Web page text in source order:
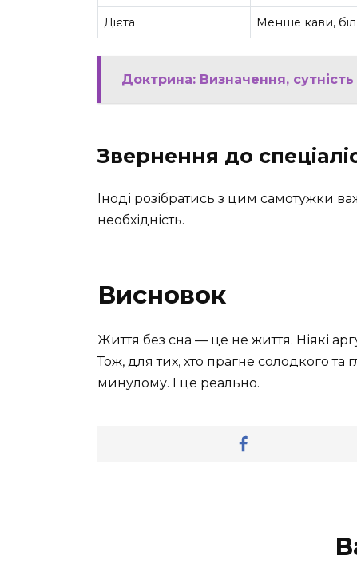
Дієта Менше кави,
Доктрина: Визначення,
Звернення до
Іноді розібратись з цим самотужки
необхідність.
Висновок
Життя без сна — це не життя. Ніякі
Тож, для тих, хто прагне солодкого
минулому. І це реально.